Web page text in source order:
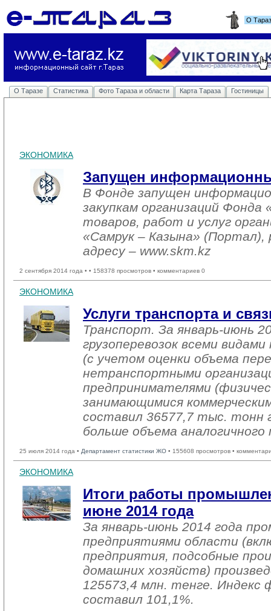
О
О Таразе Статистика Фото Тараза и области Карта Тараза Гостиницы
ЭКОНОМИКА
Запущен
В Фонде запущен
закупкам организаций Фонда
товаров, работ и услуг
«Самрук – Казына» (Портал),
адресу – www.skm.kz
2 сентября 2014 года • • 158378 просмотров • комментариев 0
ЭКОНОМИКА
Услуги транспорта и
Транспорт. За январь-июнь
грузоперевозок всеми
(с учетом оценки объема
нетранспортными
предпринимателями
занимающимися
составил 36577,7 тыс. тонн
больше объема аналогичного
25 июля 2014 года • Департамент статистики ЖО • 155608 просмотров •
ЭКОНОМИКА
Итоги работы
июне 2014 года
За январь-июнь 2014 года
предприятиями области
предприятия, подсобные
домашних хозяйств)
125573,4 млн. тенге. Индекс
составил 101,1%.